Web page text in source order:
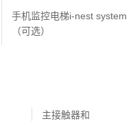
手机监控电梯i-nest system
（可选）
主接触器和